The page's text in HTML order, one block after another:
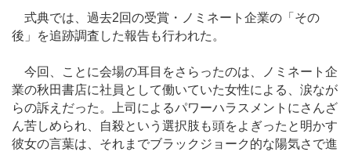
式典では、過去2回の受賞・ノミネート企業の「その
後」を追跡調査した報告も行われた。
今回、ことに会場の耳目をさらったのは、ノミネート企
業の秋田書店に社員として働いていた女性による、涙なが
らの訴えだった。上司によるパワーハラスメントにさんざ
ん苦しめられ、自殺という選択肢も頭をよぎったと明かす
彼女の言葉は、それまでブラックジョーク的な陽気さで進